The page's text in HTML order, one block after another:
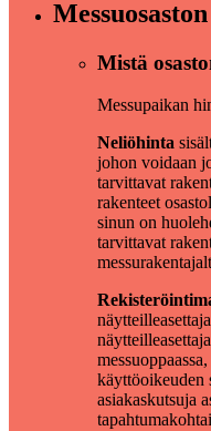
Mistä
Messupaikan
Neliöhinta
johon voidaan
tarvittavat
rakenteet
sinun on
tarvittavat
käyttöoikeuden
asiakaskutsuja